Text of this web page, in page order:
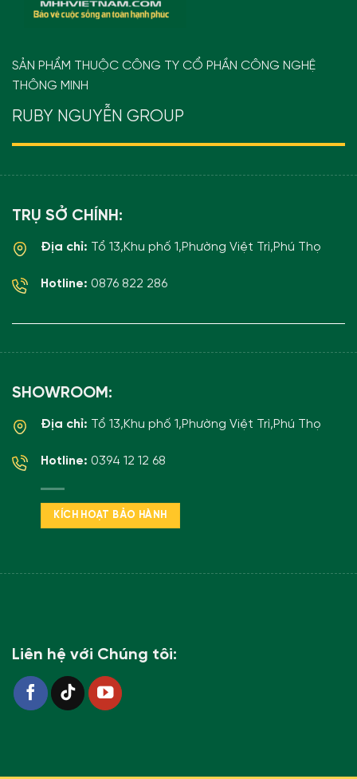
SẢN PHẨM THUỘC CÔNG TY CỔ PHẦN CÔNG NGHỆ
THÔNG MINH
RUBY NGUYỄN GROUP
TRỤ SỞ CHÍNH:
Địa chỉ: Tổ 13,Khu phố 1,Phường Việt Trì,Phú Thọ
Hotline: 0876 822 286
SHOWROOM:
Địa chỉ: Tổ 13,Khu phố 1,Phường Việt Trì,Phú Thọ
Hotline: 0394 12 12 68
KÍCH HOẠT BẢO HÀNH
Liên hệ với Chúng tôi: